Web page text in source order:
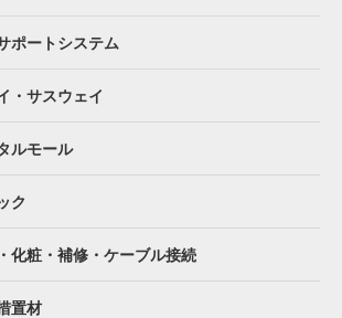
ポートシステム
・サスウェイ
ルモール
ク
化粧・補修・ケーブル接続
置材